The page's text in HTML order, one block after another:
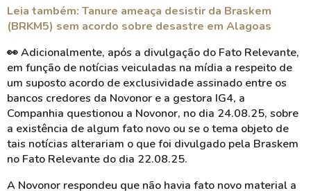
Leia também: Tanure ameaça desistir da Braskem
(BRKM5) sem acordo sobre desastre em Alagoas
👀 Adicionalmente, após a divulgação do Fato Relevante,
em função de notícias veiculadas na mídia a respeito de
um suposto acordo de exclusividade assinado entre os
bancos credores da Novonor e a gestora IG4, a
Companhia questionou a Novonor, no dia 24.08.25, sobre
a existência de algum fato novo ou se o tema objeto de
tais notícias alterariam o que foi divulgado pela Braskem
no Fato Relevante do dia 22.08.25.
A Novonor respondeu que não havia fato novo material a